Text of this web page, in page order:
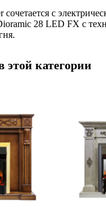
сочетается с
28 LED FX с
категории